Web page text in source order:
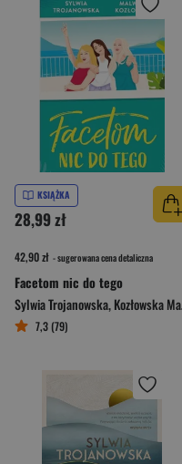
KSIĄŻKA
28,99 zł
42,90 zł - sugerowana cena detaliczna
Facetom nic do tego
Sylwia Trojanowska,Kozłowska Malwina
7,3 (79)